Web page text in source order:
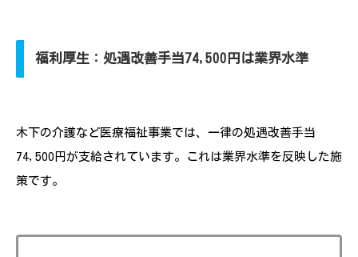
福利厚生：処遇改善手当74,500円は業界水準
木下の介護など医療福祉事業では、一律の処遇改善手当
74,500円が支給されています。これは業界水準を反映した施
策です。